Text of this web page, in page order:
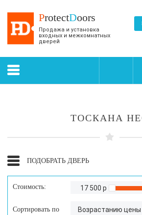
ProtectDoors
Продажа и установка
входных и межкомнатных
дверей
ТОСКАНА
ПОДОБРАТЬ ДВЕРЬ
Стоимость: 17 500 р
Сортировать по Возрастанию цены